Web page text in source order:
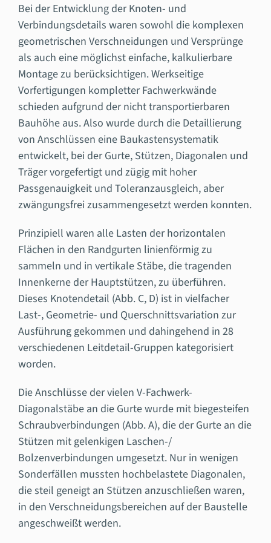
Bei der Entwicklung der Knoten- und
Verbindungsdetails waren sowohl die komplexen
geometrischen Verschneidungen und Versprünge
als auch eine möglichst einfache, kalkulierbare
Montage zu berücksichtigen. Werkseitige
Vorfertigungen kompletter Fachwerkwände
schieden aufgrund der nicht transportierbaren
Bauhöhe aus. Also wurde durch die Detaillierung
von Anschlüssen eine Baukastensystematik
entwickelt, bei der Gurte, Stützen, Diagonalen und
Träger vorgefertigt und zügig mit hoher
Passgenauigkeit und Toleranzausgleich, aber
zwängungsfrei zusammengesetzt werden konnten.
Prinzipiell waren alle Lasten der horizontalen
Flächen in den Randgurten linienförmig zu
sammeln und in vertikale Stäbe, die tragenden
Innenkerne der Hauptstützen, zu überführen.
Dieses Knotendetail (Abb. C, D) ist in vielfacher
Last-, Geometrie- und Querschnittsvariation zur
Ausführung gekommen und dahingehend in 28
verschiedenen Leitdetail-Gruppen kategorisiert
worden.
Die Anschlüsse der vielen V-Fachwerk-
Diagonalstäbe an die Gurte wurde mit biegesteifen
Schraubverbindungen (Abb. A), die der Gurte an die
Stützen mit gelenkigen Laschen-/
Bolzenverbindungen umgesetzt. Nur in wenigen
Sonderfällen mussten hochbelastete Diagonalen,
die steil geneigt an Stützen anzuschließen waren,
in den Verschneidungsbereichen auf der Baustelle
angeschweißt werden.